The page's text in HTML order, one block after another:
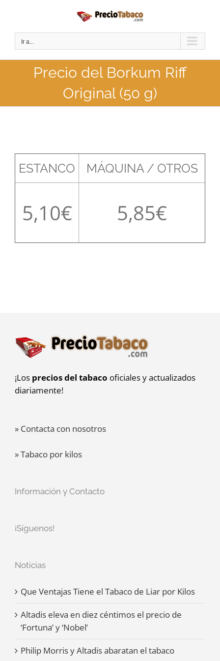
contenido
Ir a...
Precio del Borkum Riff
Original (50 g)
ESTANCO MÁQUINA / OTROS
5,10 5,85
¡Los precios del tabaco oficiales y actualizados
diariamente!
» Contacta con nosotros
» Tabaco por kilos
Información y Contacto
¡Síguenos!
Noticias
Que Ventajas Tiene el Tabaco de Liar por Kilos
Altadis eleva en diez céntimos el precio de
‘Fortuna’ y ‘Nobel’
Philip Morris y Altadis abaratan el tabaco